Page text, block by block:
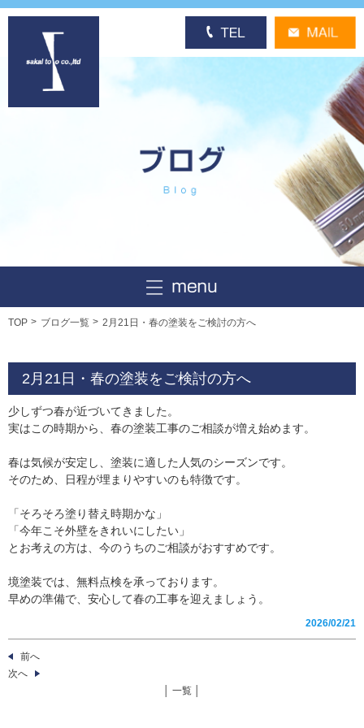
TOP ブログ一覧 2月21日・春の塗装をご検討の方へ
2月21日・春の塗装をご検討の方へ
少しずつ春が近づいてきました。
実はこの時期から、春の塗装工事のご相談が増え始めます。
春は気候が安定し、塗装に適した人気のシーズンです。
そのため、日程が埋まりやすいのも特徴です。
「そろそろ塗り替え時期かな」
「今年こそ外壁をきれいにしたい」
とお考えの方は、今のうちのご相談がおすすめです。
境塗装では、無料点検を承っております。
早めの準備で、安心して春の工事を迎えましょう。
2026/02/21
前へ
次へ
│ 一覧 │